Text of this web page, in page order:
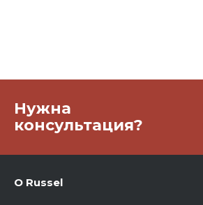
Нужна
консультация?
О Russel